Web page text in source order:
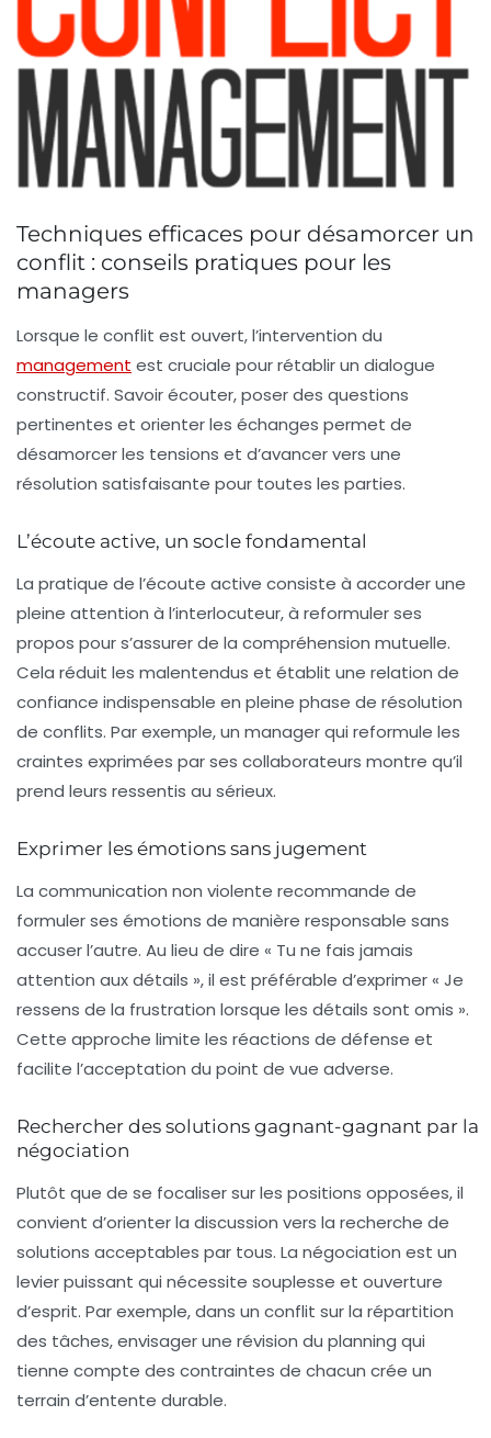
Techniques efficaces pour désamorcer un
conflit : conseils pratiques pour les
managers
Lorsque le conflit est ouvert, l’intervention du
management est cruciale pour rétablir un dialogue
constructif. Savoir écouter, poser des questions
pertinentes et orienter les échanges permet de
désamorcer les tensions et d’avancer vers une
résolution satisfaisante pour toutes les parties.
L’écoute active, un socle fondamental
La pratique de l’écoute active consiste à accorder une
pleine attention à l’interlocuteur, à reformuler ses
propos pour s’assurer de la compréhension mutuelle.
Cela réduit les malentendus et établit une relation de
confiance indispensable en pleine phase de résolution
de conflits. Par exemple, un manager qui reformule les
craintes exprimées par ses collaborateurs montre qu’il
prend leurs ressentis au sérieux.
Exprimer les émotions sans jugement
La communication non violente recommande de
formuler ses émotions de manière responsable sans
accuser l’autre. Au lieu de dire « Tu ne fais jamais
attention aux détails », il est préférable d’exprimer « Je
ressens de la frustration lorsque les détails sont omis ».
Cette approche limite les réactions de défense et
facilite l’acceptation du point de vue adverse.
Rechercher des solutions gagnant-gagnant par la
négociation
Plutôt que de se focaliser sur les positions opposées, il
convient d’orienter la discussion vers la recherche de
solutions acceptables par tous. La négociation est un
levier puissant qui nécessite souplesse et ouverture
d’esprit. Par exemple, dans un conflit sur la répartition
des tâches, envisager une révision du planning qui
tienne compte des contraintes de chacun crée un
terrain d’entente durable.